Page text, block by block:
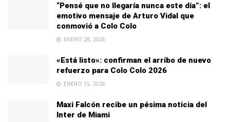
“Pensé que no llegaría nunca este día”: el
emotivo mensaje de Arturo Vidal que
conmovió a Colo Colo
ENERO 28, 2026
«Está listo»: confirman el arribo de nuevo
refuerzo para Colo Colo 2026
ENERO 15, 2026
Maxi Falcón recibe un pésima noticia del
Inter de Miami